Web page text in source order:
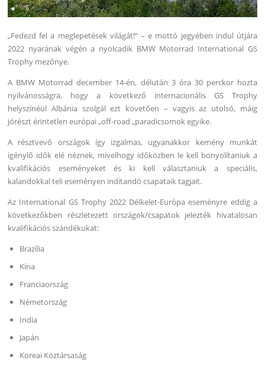
„Fedezd fel a meglepetések világát!” – e mottó jegyében indul útjára
2022 nyarának végén a nyolcadik BMW Motorrad International GS
Trophy mezőnye.
A BMW Motorrad december 14-én, délután 3 óra 30 perckor hozta
nyilvánosságra, hogy a következő internacionális GS Trophy
helyszínéül Albánia szolgál ezt követően – vagyis az utolsó, máig
jórészt érintetlen európai „off-road „paradicsomok egyike.
A résztvevő országok így izgalmas, ugyanakkor kemény munkát
igénylő idők elé néznek, mivelhogy időközben le kell bonyolítaniuk a
kvalifikációs eseményeket és ki kell választaniuk a speciális,
kalandokkal teli eseményen indítandó csapataik tagjait.
Az International GS Trophy 2022 Délkelet-Európa eseményre eddig a
következőkben részletezett országok/csapatok jelezték hivatalosan
kvalifikációs szándékukat:
Brazília
Kína
Franciaország
Németország
India
Japán
Koreai Köztársaság